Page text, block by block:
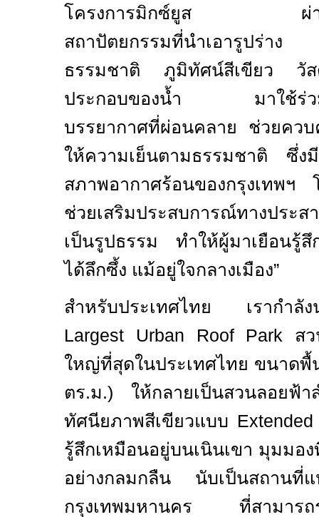
โครงการมิกซ์ยูส ผ่านอง
สถาปัตยกรรมที่นำเอารูปร่า
ธรรมชาติ ภูมิทัศน์สีเขียว วั
ประกอบของน้ำ มาใช้ร่วมกั
บรรยากาศที่ผ่อนคลาย ช่วยคว
ให้ความเย็นตามธรรมชาติ ซึ่ง
สภาพอากาศร้อนของกรุงเทพฯ
ช่วยเสริมประสบการณ์ทางประ
เป็นรูปธรรม ทำให้ผู้มาเยือนรู้สึ
ได้ลึกซึ้ง แม้อยู่ใจกลางเมือง”
สำหรับประเทศไทย เรากำ
Largest Urban Roof Park ส
ใหญ่ที่สุดในประเทศไทย ขนาดพื้
ตร.ม.) ให้กลายเป็นสวนลอยฟ้
ทัศนียภาพสีเขียวแบบ
รู้สึกเหมือนอยู่บนเนินเขา มุมมอ
อย่างกลมกลืน นับเป็นสถานที่แ
กรุงเทพมหานคร ที่สามารถร